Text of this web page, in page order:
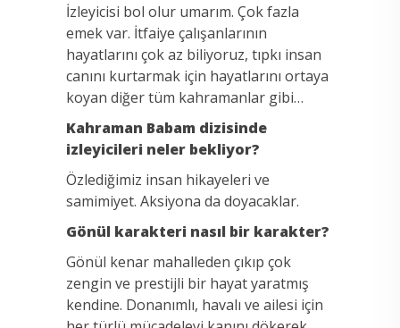
İzleyicisi bol olur umarım. Çok fazla
emek var. İtfaiye çalışanlarının
hayatlarını çok az biliyoruz, tıpkı insan
canını kurtarmak için hayatlarını ortaya
koyan diğer tüm kahramanlar gibi…
Kahraman Babam dizisinde
izleyicileri neler bekliyor?
Özlediğimiz insan hikayeleri ve
samimiyet. Aksiyona da doyacaklar.
Gönül karakteri nasıl bir karakter?
Gönül kenar mahalleden çıkıp çok
zengin ve prestijli bir hayat yaratmış
kendine. Donanımlı, havalı ve ailesi için